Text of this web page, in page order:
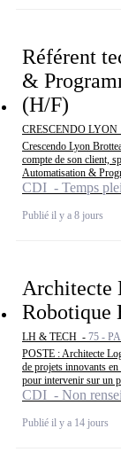
Référent
&
(H/F)
CRESCENDO
Crescendo Lyon
compte de son client,
Automatisation &
CDI - Temps
Publié il y a 8 jours
Architecte
Robotique
LH & TECH - 75 -
POSTE : Architecte
de projets innovants
pour intervenir sur un
CDI - Non
Publié il y a 14 jours